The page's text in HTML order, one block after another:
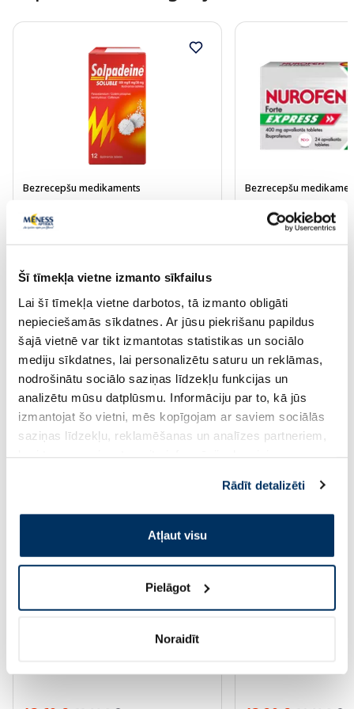
Šī tīmekļa vietne izmanto sīkfailus
Lai šī tīmekļa vietne darbotos, tā izmanto obligāti
nepieciešamās sīkdatnes. Ar jūsu piekrišanu papildus
šajā vietnē var tikt izmantotas statistikas un sociālo
mediju sīkdatnes, lai personalizētu saturu un reklāmas,
nodrošinātu sociālo saziņas līdzekļu funkcijas un
analizētu mūsu datplūsmu. Informāciju par to, kā jūs
izmantojat šo vietni, mēs kopīgojam ar saviem sociālās
saziņas līdzekļu, reklamēšanas un analīzes partneriem,
pakalpojumus. Ja piekrītat šo papildu sīkdatņu
izmantošanai, lūdzu, atzīmējiet savu izvēli:
Rādīt detalizēti
Atļaut visu
Pielāgot
Noraidīt
Bezrecepšu medikaments
SOLPADEINE putojošās tabletes,
12 gab.
5.99 €
Pirkt
Bezrecepšu
NUROFEN FORTE
tabletes, 24 gab.
Page 1 of 8
Saules aizsardzībai vasarā ☀️
EUCERIN Kids Dry Touch SPF 50+